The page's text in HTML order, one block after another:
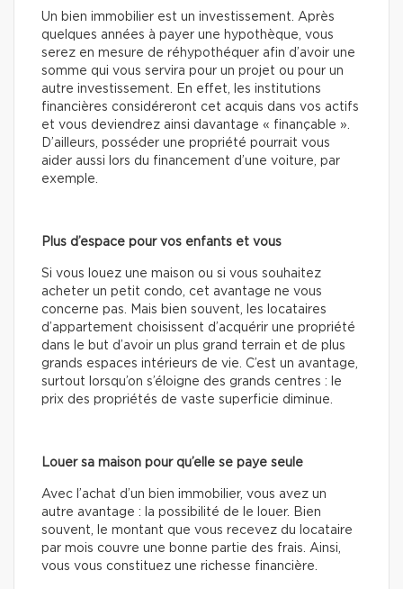
Un bien immobilier est un investissement. Après
quelques années à payer une hypothèque, vous
serez en mesure de réhypothéquer afin d’avoir une
somme qui vous servira pour un projet ou pour un
autre investissement. En effet, les institutions
financières considéreront cet acquis dans vos actifs
et vous deviendrez ainsi davantage « finançable ».
D’ailleurs, posséder une propriété pourrait vous
aider aussi lors du financement d’une voiture, par
exemple.
Plus d’espace pour vos enfants et vous
Si vous louez une maison ou si vous souhaitez
acheter un petit condo, cet avantage ne vous
concerne pas. Mais bien souvent, les locataires
d’appartement choisissent d’acquérir une propriété
dans le but d’avoir un plus grand terrain et de plus
grands espaces intérieurs de vie. C’est un avantage,
surtout lorsqu’on s’éloigne des grands centres : le
prix des propriétés de vaste superficie diminue.
Louer sa maison pour qu’elle se paye seule
Avec l’achat d’un bien immobilier, vous avez un
autre avantage : la possibilité de le louer. Bien
souvent, le montant que vous recevez du locataire
par mois couvre une bonne partie des frais. Ainsi,
vous vous constituez une richesse financière.